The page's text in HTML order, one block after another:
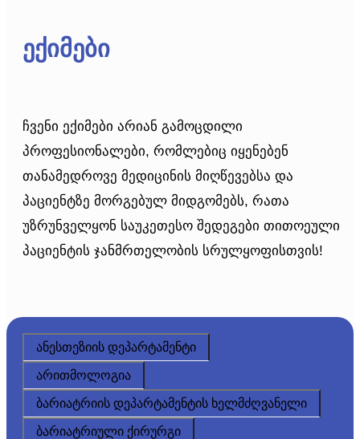
ექიმები
ჩვენი ექიმები არიან გამოცდილი
პროფესიონალები, რომლებიც იყენებენ
თანამედროვე მედიცინის მიღწევებსა და
პაციენტზე მორგებულ მიდგომებს, რათა
უზრუნველყონ საუკეთესო შედეგები თითოეული
პაციენტის ჯანმრთელობის სრულყოფისთვის!
ანესთეზიის დეპარტამენტი
არითმოლოგია
ბარიატრიის დეპარტამენტის ხელმძღვანელი
ბარიატრიული ქირურგი